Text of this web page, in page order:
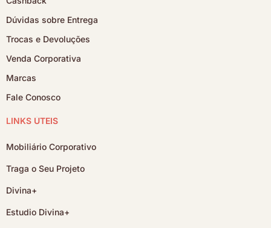
Dúvidas sobre Entrega
Trocas e Devoluções
Venda Corporativa
Marcas
Fale Conosco
LINKS ÚTEIS
Mobiliário Corporativo
Traga o Seu Projeto
Divina+
Estudio Divina+